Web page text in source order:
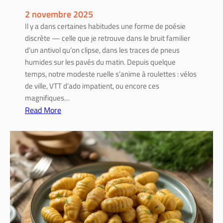
n
f
a
c
i
l
e
e
é
c
u
r
i
s
é
e
i
s
r
o
u
g
e
r
s
t
e
i
n
d
i
s
p
2 novembre 2025
Il y a dans certaines habitudes une forme de poésie
discrète — celle que je retrouve dans le bruit familier
d’un antivol qu’on clipse, dans les traces de pneus
humides sur les pavés du matin. Depuis quelque
temps, notre modeste ruelle s’anime à roulettes : vélos
de ville, VTT d’ado impatient, ou encore ces
magnifiques…
Read More
I
n
s
t
a
l
l
e